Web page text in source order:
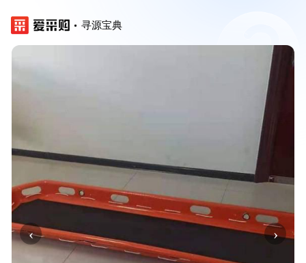
寻源宝典
‹ ›